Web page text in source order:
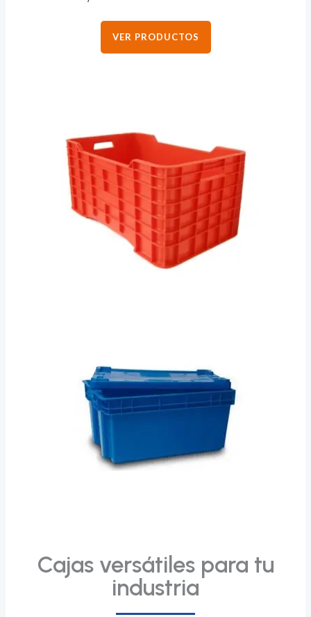
VER PRODUCTOS
Cajas versátiles para tu
industria